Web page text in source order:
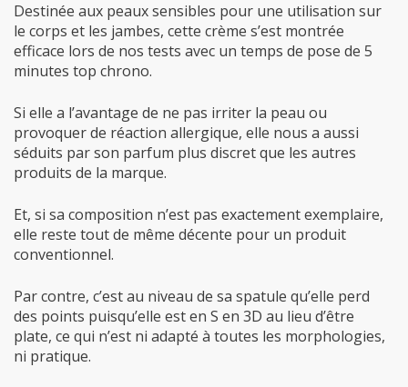
Destinée aux peaux sensibles pour une utilisation sur
le corps et les jambes, cette crème s’est montrée
efficace lors de nos tests avec un temps de pose de 5
minutes top chrono.
Si elle a l’avantage de ne pas irriter la peau ou
provoquer de réaction allergique, elle nous a aussi
séduits par son parfum plus discret que les autres
produits de la marque.
Et, si sa composition n’est pas exactement exemplaire,
elle reste tout de même décente pour un produit
conventionnel.
Par contre, c’est au niveau de sa spatule qu’elle perd
des points puisqu’elle est en S en 3D au lieu d’être
plate, ce qui n’est ni adapté à toutes les morphologies,
ni pratique.